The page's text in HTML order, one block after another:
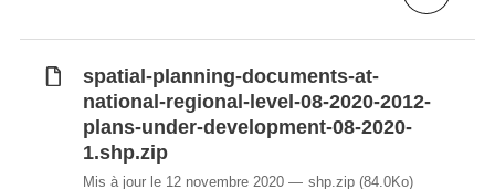
spatial-planning-documents-at-
national-regional-level-08-2020-2012-
plans-under-development-08-2020-
1.shp.zip
Mis à jour le 12 novembre 2020 shp.zip (84.0Ko)